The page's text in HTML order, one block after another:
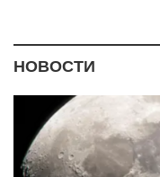
НОВОСТИ